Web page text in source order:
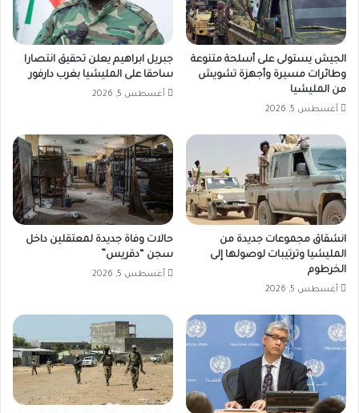
الجيش يستولى على أسلحة متنوعة
وطائرات مسيرة وأجهزة تشويش
من المليشيا
أغسطس 5, 2026
جبريل ابراهيم يعلن تحقيق انتصارا
ساحقا على المليشيا بغرب دارفور
أغسطس 5, 2026
انشقاق مجموعات جديدة من
المليشيا وترتيبات لوصولها إلى
الخرطوم
أغسطس 5, 2026
حالات وفاة جديدة لمعتقلين داخل
سجن “دقريس”
أغسطس 5, 2026